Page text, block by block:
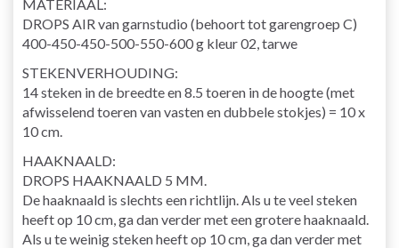
MATERIAAL:
DROPS AIR van garnstudio (behoort tot garengroep C)
400-450-450-500-550-600 g kleur 02, tarwe
STEKENVERHOUDING:
14 steken in de breedte en 8.5 toeren in de hoogte (met
afwisselend toeren van vasten en dubbele stokjes) = 10 x
10 cm.
HAAKNAALD:
DROPS HAAKNAALD 5 MM.
De haaknaald is slechts een richtlijn. Als u te veel steken
heeft op 10 cm, ga dan verder met een grotere haaknaald.
Als u te weinig steken heeft op 10 cm, ga dan verder met